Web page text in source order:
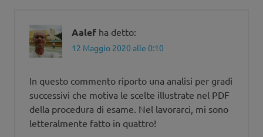
Aalef ha detto:
12 Maggio 2020 alle 0:10
In questo commento riporto una analisi per gradi
successivi che motiva le scelte illustrate nel PDF
della procedura di esame. Nel lavorarci, mi sono
letteralmente fatto in quattro!